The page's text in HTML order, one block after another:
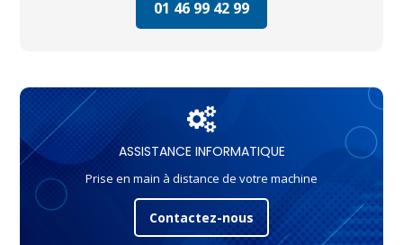
01 46 99 42 99
ASSISTANCE INFORMATIQUE
Prise en main à distance de votre machine
Contactez-nous